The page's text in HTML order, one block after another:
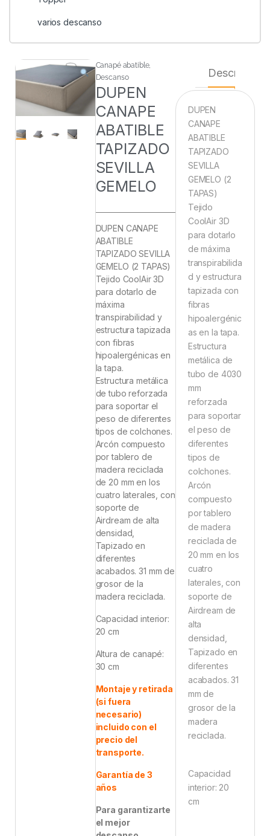
varios descanso
Canapé abatible,
Descanso
DUPEN
CANAPE
ABATIBLE
TAPIZADO
SEVILLA
GEMELO
DUPEN CANAPE
ABATIBLE
TAPIZADO SEVILLA
GEMELO (2 TAPAS)
Tejido CoolAir 3D
para dotarlo de
máxima
transpirabilidad y
estructura tapizada
con fibras
hipoalergénicas en
la tapa.
Estructura metálica
de tubo reforzada
para soportar el
peso de diferentes
tipos de colchones.
Arcón compuesto
por tablero de
madera reciclada
de 20 mm en los
cuatro laterales, con
soporte de
Airdream de alta
densidad,
Tapizado en
diferentes
acabados. 31 mm de
grosor de la
madera reciclada.
Capacidad interior:
20 cm
Altura de canapé:
30 cm
Montaje y retirada
(si fuera
necesario)
incluido con el
precio del
transporte.
Garantía de 3
años
Para garantizarte
el mejor
Descripción
DUPEN
CANAPE
ABATIBLE
TAPIZADO
SEVILLA
GEMELO (2
TAPAS)
Tejido
CoolAir 3D
para dotarlo
de máxima
transpirabilida
d y estructura
tapizada con
fibras
hipoalergénic
as en la tapa.
Estructura
metálica de
tubo de 4030
mm
reforzada
para soportar
el peso de
diferentes
tipos de
colchones.
Arcón
compuesto
por tablero
de madera
reciclada de
20 mm en los
cuatro
laterales, con
soporte de
Airdream de
alta
densidad,
Tapizado en
diferentes
acabados. 31
mm de
grosor de la
madera
reciclada.
Capacidad
interior: 20
cm